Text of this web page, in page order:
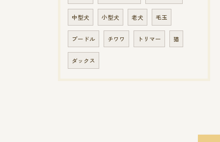
中型犬 小型犬 老犬 毛玉
プードル チワワ トリマー 猫
ダックス